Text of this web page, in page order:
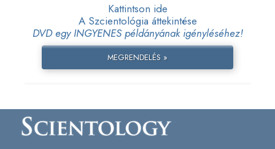
Kattintson ide
A Szcientológia áttekintése
DVD egy INGYENES példányának igényléséhez!
MEGRENDELÉS »